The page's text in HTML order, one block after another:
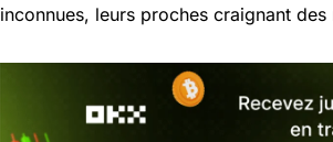
inconnues, leurs proches craignant